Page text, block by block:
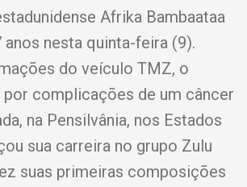
Afrika Bambaataa
nesta quinta-feira (9).
do veículo TMZ, o
complicações de um câncer
na Pensilvânia, nos Estados
sua carreira no grupo Zulu
suas primeiras composições